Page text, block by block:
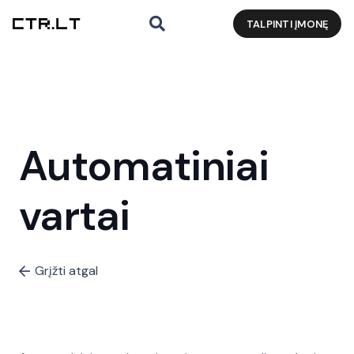
TALPINTI ĮMONĘ
Automatiniai
vartai
Grįžti atgal